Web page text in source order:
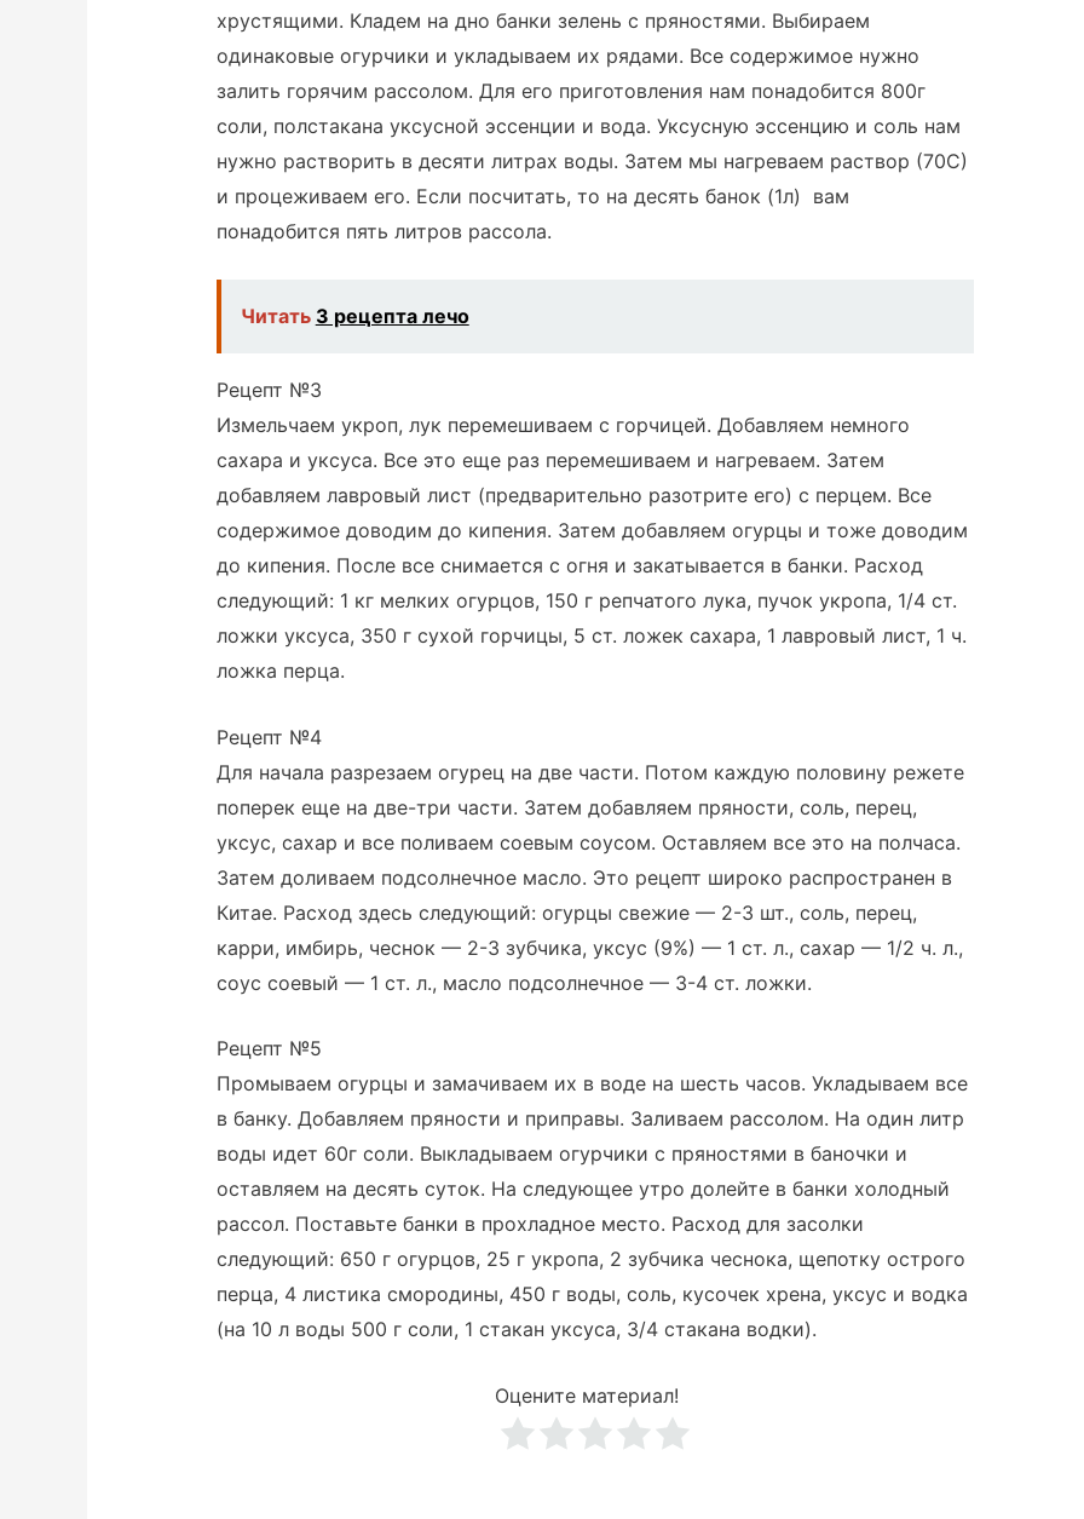
хрустящими. Кладем на дно банки зелень с пряностями. Выбираем
одинаковые огурчики и укладываем их рядами. Все содержимое нужно
залить горячим рассолом. Для его приготовления нам понадобится 800г
соли, полстакана уксусной эссенции и вода. Уксусную эссенцию и соль нам
нужно растворить в десяти литрах воды. Затем мы нагреваем раствор (70С)
и процеживаем его. Если посчитать, то на десять банок (1л) вам
понадобится пять литров рассола.
Читать 3 рецепта лечо
Рецепт №3
Измельчаем укроп, лук перемешиваем с горчицей. Добавляем немного
сахара и уксуса. Все это еще раз перемешиваем и нагреваем. Затем
добавляем лавровый лист (предварительно разотрите его) с перцем. Все
содержимое доводим до кипения. Затем добавляем огурцы и тоже доводим
до кипения. После все снимается с огня и закатывается в банки. Расход
следующий: 1 кг мелких огурцов, 150 г репчатого лука, пучок укропа, 1/4 ст.
ложки уксуса, 350 г сухой горчицы, 5 ст. ложек сахара, 1 лавровый лист, 1 ч.
ложка перца.
Рецепт №4
Для начала разрезаем огурец на две части. Потом каждую половину режете
поперек еще на две-три части. Затем добавляем пряности, соль, перец,
уксус, сахар и все поливаем соевым соусом. Оставляем все это на полчаса.
Затем доливаем подсолнечное масло. Это рецепт широко распространен в
Китае. Расход здесь следующий: огурцы свежие — 2-3 шт., соль, перец,
карри, имбирь, чеснок — 2-3 зубчика, уксус (9%) — 1 ст. л., сахар — 1/2 ч. л.,
соус соевый — 1 ст. л., масло подсолнечное — 3-4 ст. ложки.
Рецепт №5
Промываем огурцы и замачиваем их в воде на шесть часов. Укладываем все
в банку. Добавляем пряности и приправы. Заливаем рассолом. На один литр
воды идет 60г соли. Выкладываем огурчики с пряностями в баночки и
оставляем на десять суток. На следующее утро долейте в банки холодный
рассол. Поставьте банки в прохладное место. Расход для засолки
следующий: 650 г огурцов, 25 г укропа, 2 зубчика чеснока, щепотку острого
перца, 4 листика смородины, 450 г воды, соль, кусочек хрена, уксус и водка
(на 10 л воды 500 г соли, 1 стакан уксуса, 3/4 стакана водки).
Оцените материал!